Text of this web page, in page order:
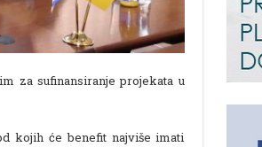
za sufinansiranje projekata u
kojih će benefit najviše imati